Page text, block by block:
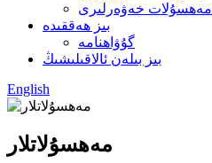
مەھسۇلات خەۋەرلىرى
بىز ھەققىدە
گۇۋاھنامە
بىز بىلەن ئالاقىلىشىڭ
English
مەھسۇلاتلار